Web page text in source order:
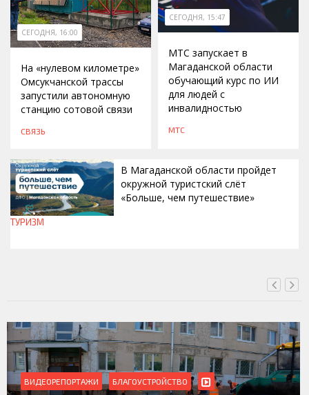
СЕГОДНЯ, 16:00
На «нулевом километре»
Омсукчанской трассы
запустили автономную
станцию сотовой связи
СВЯЗЬ
СЕГОДНЯ, 15:47
МТС запускает в
Магаданской области
обучающий курс по ИИ
для людей с
инвалидностью
МТС
В Магаданской области пройдет
окружной туристский слёт
«Больше, чем путешествие»
ТУРИЗМ
ВИДЕОРЕПОРТАЖИ БЛАГОУСТРОЙСТВО